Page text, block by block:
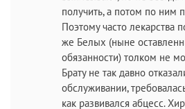
получить, а потом по ним
Поэтому часто лекарства
же Белых (ныне
обязанности) толком не
Брату не так давно
обслуживании,
как развивался абцесс.